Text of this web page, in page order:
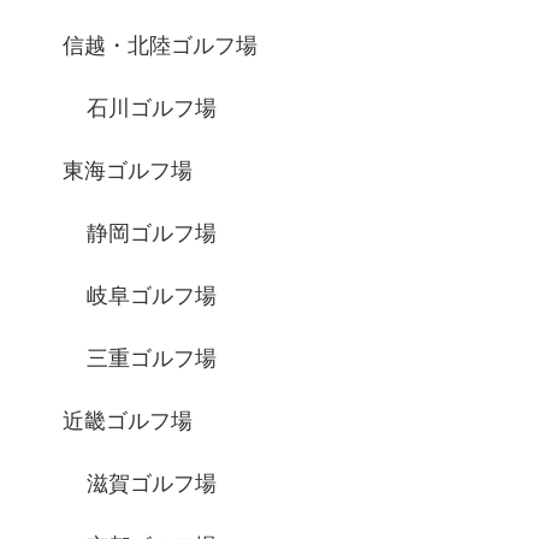
信越・北陸ゴルフ場
石川ゴルフ場
東海ゴルフ場
静岡ゴルフ場
岐阜ゴルフ場
三重ゴルフ場
近畿ゴルフ場
滋賀ゴルフ場